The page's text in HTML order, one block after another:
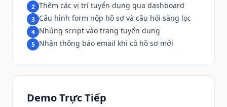
2 Thêm các vị trí tuyển dụng qua dashboard
3 Cấu hình form nộp hồ sơ và câu hỏi sàng lọc
4 Nhúng script vào trang tuyển dụng
5 Nhận thông báo email khi có hồ sơ mới
Demo Trực Tiếp